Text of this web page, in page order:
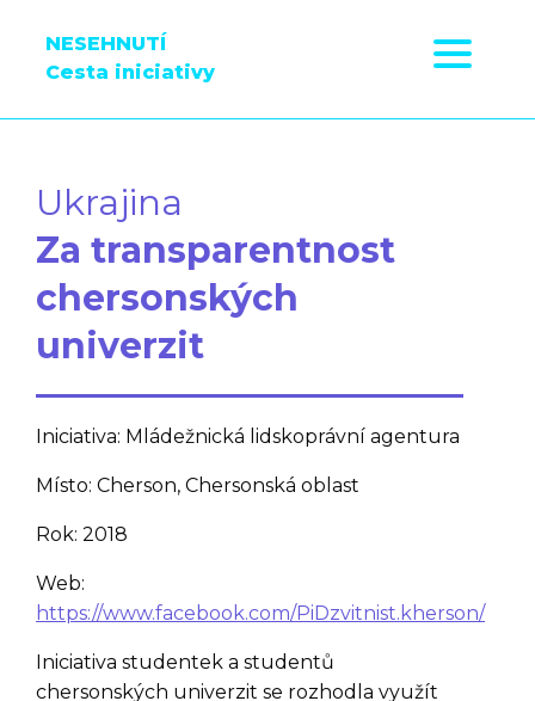
NESEHNUTÍ
Cesta iniciativy
Ukrajina
Za transparentnost
chersonských
univerzit
Iniciativa: Mládežnická lidskoprávní agentura
Místo: Cherson, Chersonská oblast
Rok: 2018
Web:
https://www.facebook.com/PiDzvitnist.kherson/
Iniciativa studentek a studentů
chersonských univerzit se rozhodla využít